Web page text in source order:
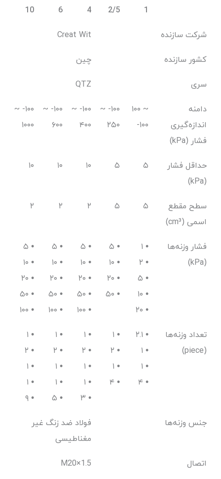
1
2/5
4
6
10
شرکت سازنده Creat Wit
کشور سازنده چین
سری QTZ
دامنه
اندازه‌گیری
فشار (kPa)
۱۰۰ ~
-۱۰۰
۱۰۰- ~
۲۵۰
۱۰۰- ~
۴۰۰
۱۰۰- ~
۶۰۰
۱۰۰- ~
۱۰۰۰
حداقل فشار
(kPa)
۵ ۵ ۱۰ ۱۰ ۱۰
سطح مقطع
اسمی (cm³)
۵ ۵ ۲ ۲ ۲
فشار وزنه‌ها
(kPa)
۱ •
۲ •
۵ •
۱۰ •
۲۰ •
• ۵
• ۱۰
• ۲۰
• ۵۰
• ۵
• ۱۰
• ۲۰
• ۵۰
• ۱۰۰
• ۵
• ۱۰
• ۲۰
• ۵۰
• ۱۰۰
• ۵
• ۱۰
• ۲۰
• ۵۰
• ۱۰۰
تعداد وزنه‌ها
(piece)
۲.۱ •
۱ •
۱ •
۴ •
• ۱
• ۲
• ۱
• ۴
• ۱
• ۲
• ۱
• ۱
• ۳
• ۱
• ۲
• ۱
• ۱
• ۵
• ۱
• ۲
• ۱
• ۱
• ۹
جنس وزنه‌ها
فولاد ضد زنگ غیر
مغناطیسی
اتصال M20×1.5